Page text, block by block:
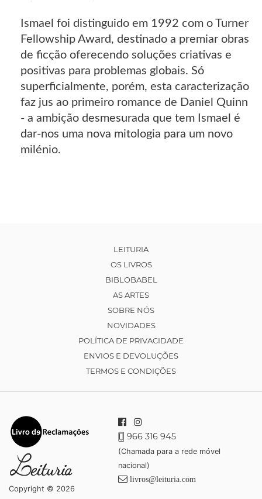
Ismael foi distinguido em 1992 com o Turner
Fellowship Award, destinado a premiar obras
de ficção oferecendo soluções criativas e
positivas para problemas globais. Só
superficialmente, porém, esta caracterização
faz jus ao primeiro romance de Daniel Quinn
- a ambição desmesurada que tem Ismael é
dar-nos uma nova mitologia para um novo
milénio.
LEITURIA
OS LIVROS
BIBLOBABEL
AS ARTES
SOBRE NÓS
NOVIDADES
POLÍTICA DE PRIVACIDADE
ENVIOS E DEVOLUÇÕES
TERMOS E CONDIÇÕES
Copyright © 2026
966 316 945
(Chamada para a rede móvel
nacional)
livros@leituria.com